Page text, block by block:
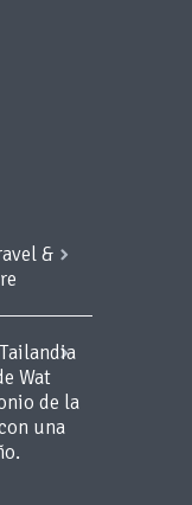
&
Wat
de la
una